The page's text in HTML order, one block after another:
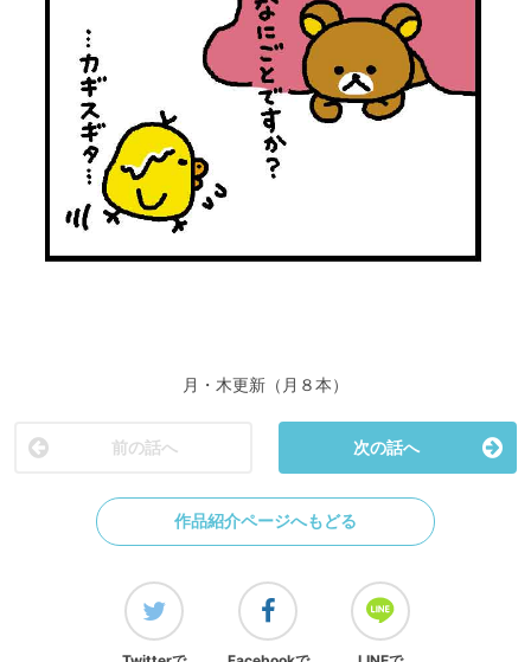
月・木更新（月８本）
前の話へ 次の話へ
作品紹介ページへもどる